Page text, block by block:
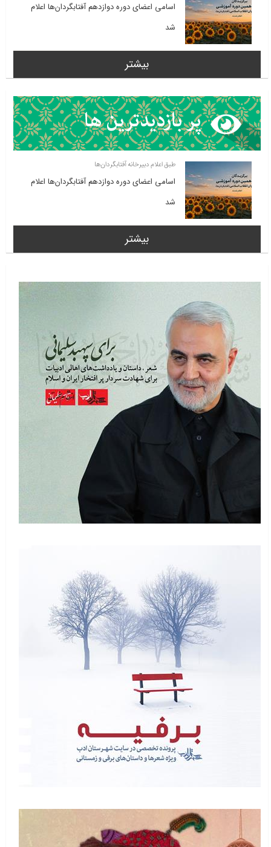
اسامی اعضای دوره دوازدهم آفتابگردان‌ها اعلام
شد
بیشتر
طبق اعلام دبیرخانه آفتابگردان‌ها
اسامی اعضای دوره دوازدهم آفتابگردان‌ها اعلام
شد
بیشتر